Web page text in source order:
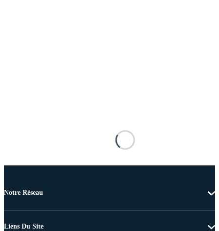
Notre Réseau
Liens Du Site